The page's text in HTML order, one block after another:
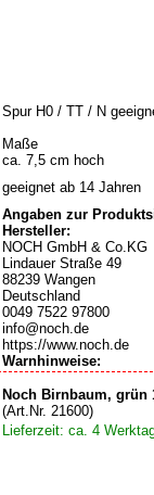
Spur H0 / TT / N
Maße
ca. 7,5 cm hoch
geeignet ab 14 Jahren
Angaben zur
Hersteller:
NOCH GmbH & Co.KG
Lindauer Straße 49
88239 Wangen
Deutschland
0049 7522 97800
info@noch.de
https://www.noch.de
Warnhinweise:
Noch Birnbaum, grün
(Art.Nr. 21600)
Lieferzeit: ca. 4